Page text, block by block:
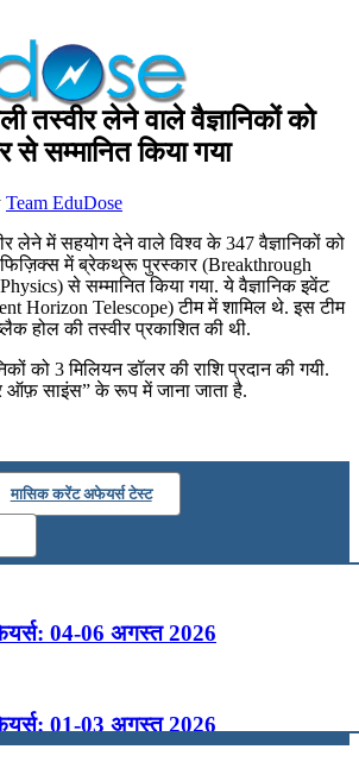
तस्वीर लेने वाले वैज्ञानिकों को
सम्मानित किया गया
Team EduDose
लेने में सहयोग देने वाले विश्व के 347 वैज्ञानिकों को
में ब्रेकथ्रू पुरस्कार (Breakthrough
से सम्मानित किया गया. ये वैज्ञानिक इवेंट
Horizon Telescope) टीम में शामिल थे. इस टीम
होल की तस्वीर प्रकाशित की थी.
को 3 मिलियन डॉलर की राशि प्रदान की गयी.
साइंस” के रूप में जाना जाता है.
मासिक करेंट अफेयर्स टेस्ट
04-06 अगस्त 2026
01-03 अगस्त 2026